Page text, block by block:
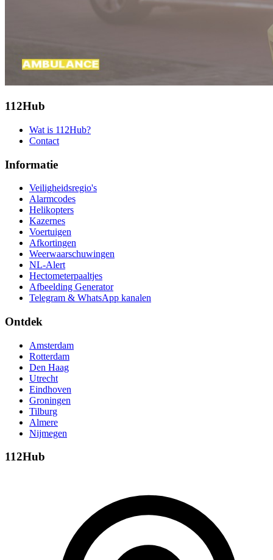
112Hub
Wat is 112Hub?
Contact
Informatie
Veiligheidsregio's
Alarmcodes
Helikopters
Kazernes
Voertuigen
Afkortingen
Weerwaarschuwingen
NL-Alert
Hectometerpaaltjes
Afbeelding Generator
Telegram & WhatsApp kanalen
Ontdek
Amsterdam
Rotterdam
Den Haag
Utrecht
Eindhoven
Groningen
Tilburg
Almere
Nijmegen
112Hub